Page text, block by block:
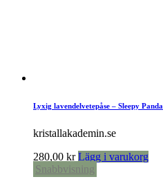
Lyxig lavendelvetepåse – Sleepy Panda
kristallakademin.se
280,00 kr Lägg i varukorg
Snabbvisning